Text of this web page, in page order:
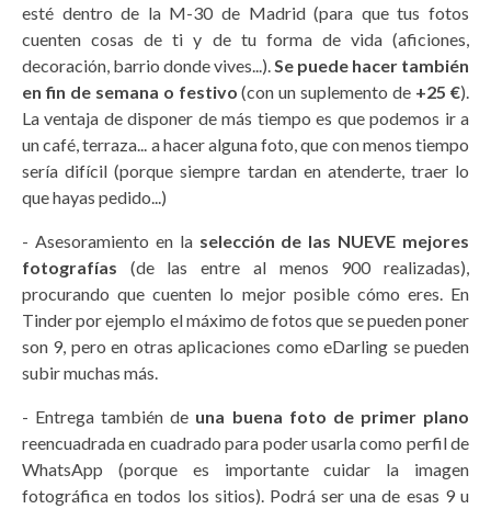
esté dentro de la M-30 de Madrid (para que tus fotos
cuenten cosas de ti y de tu forma de vida (aficiones,
decoración, barrio donde vives...). Se puede hacer también
en fin de semana o festivo (con un suplemento de +25 €).
La ventaja de disponer de más tiempo es que podemos ir a
un café, terraza... a hacer alguna foto, que con menos tiempo
sería difícil (porque siempre tardan en atenderte, traer lo
que hayas pedido...)
- Asesoramiento en laselección de las NUEVE mejores
fotografías (de las entre al menos 900 realizadas),
procurando que cuenten lo mejor posible cómo eres. En
Tinder por ejemplo el máximo de fotos que se pueden poner
son 9, pero en otras aplicaciones como eDarling se pueden
subir muchas más.
- Entrega también de una buena foto de primer plano
reencuadrada en cuadrado para poder usarla como perfil de
WhatsApp (porque es importante cuidar la imagen
fotográfica en todos los sitios). Podrá ser una de esas 9 u